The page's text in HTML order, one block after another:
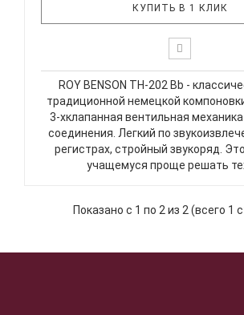
КУПИТЬ В 1 КЛИК
ROY BENSON TH-202 Bb -
традиционной немецкой
3-хклапанная вентильная
соединения. Легкий по
регистрах, стройный звукоряд.
учащемуся проще решать
Показано с 1 по 2 из 2 (всего 1